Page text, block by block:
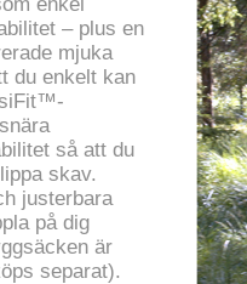
– plus en
mjuka
du enkelt kan
så att du
skav.
justerbara
på dig
är
separat).